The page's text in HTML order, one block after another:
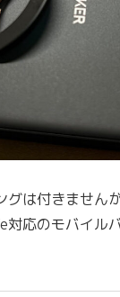
グは付きません
対応のモバイル